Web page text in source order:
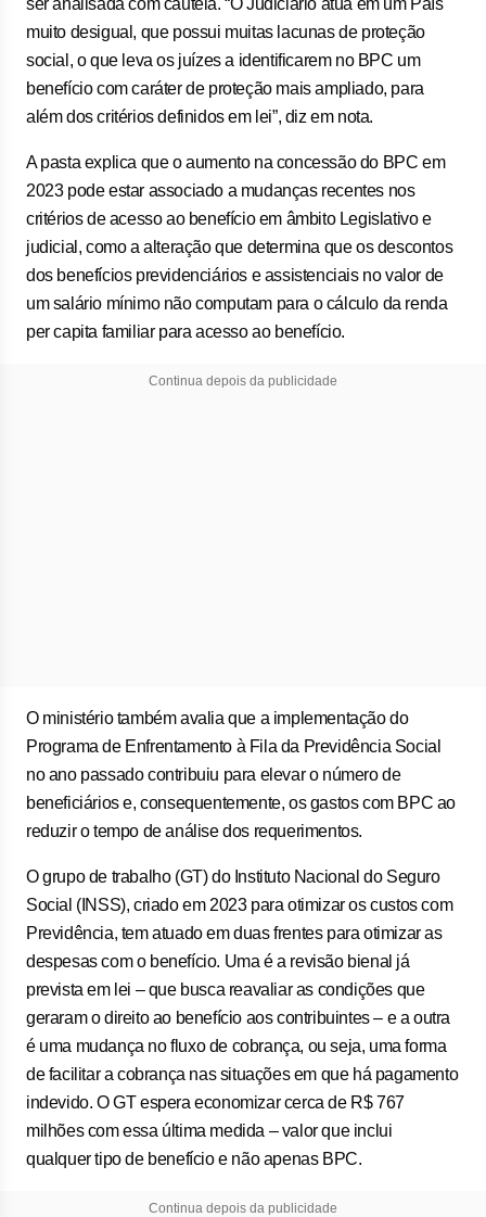
ser analisada com cautela. “O Judiciário atua em um País
muito desigual, que possui muitas lacunas de proteção
social, o que leva os juízes a identificarem no BPC um
benefício com caráter de proteção mais ampliado, para
além dos critérios definidos em lei”, diz em nota.
A pasta explica que o aumento na concessão do BPC em
2023 pode estar associado a mudanças recentes nos
critérios de acesso ao benefício em âmbito Legislativo e
judicial, como a alteração que determina que os descontos
dos benefícios previdenciários e assistenciais no valor de
um salário mínimo não computam para o cálculo da renda
per capita familiar para acesso ao benefício.
Continua depois da publicidade
O ministério também avalia que a implementação do
Programa de Enfrentamento à Fila da Previdência Social
no ano passado contribuiu para elevar o número de
beneficiários e, consequentemente, os gastos com BPC ao
reduzir o tempo de análise dos requerimentos.
O grupo de trabalho (GT) do Instituto Nacional do Seguro
Social (INSS), criado em 2023 para otimizar os custos com
Previdência, tem atuado em duas frentes para otimizar as
despesas com o benefício. Uma é a revisão bienal já
prevista em lei – que busca reavaliar as condições que
geraram o direito ao benefício aos contribuintes – e a outra
é uma mudança no fluxo de cobrança, ou seja, uma forma
de facilitar a cobrança nas situações em que há pagamento
indevido. O GT espera economizar cerca de R$ 767
milhões com essa última medida – valor que inclui
qualquer tipo de benefício e não apenas BPC.
Continua depois da publicidade